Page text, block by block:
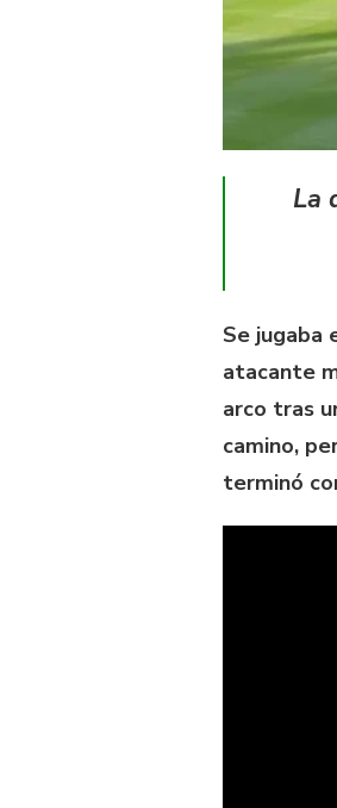
La
Se jugaba
atacante
arco tras
camino,
terminó